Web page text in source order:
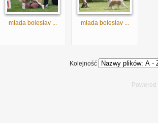
mlada boleslav ... mlada boleslav ...
Kolejność